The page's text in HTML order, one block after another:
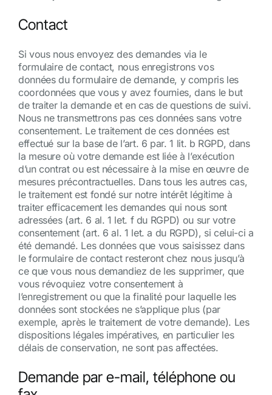
Contact
Si vous nous envoyez des demandes via le
formulaire de contact, nous enregistrons vos
données du formulaire de demande, y compris les
coordonnées que vous y avez fournies, dans le but
de traiter la demande et en cas de questions de suivi.
Nous ne transmettrons pas ces données sans votre
consentement. Le traitement de ces données est
effectué sur la base de l’art. 6 par. 1 lit. b RGPD, dans
la mesure où votre demande est liée à l’exécution
d’un contrat ou est nécessaire à la mise en œuvre de
mesures précontractuelles. Dans tous les autres cas,
le traitement est fondé sur notre intérêt légitime à
traiter efficacement les demandes qui nous sont
adressées (art. 6 al. 1 let. f du RGPD) ou sur votre
consentement (art. 6 al. 1 let. a du RGPD), si celui-ci a
été demandé. Les données que vous saisissez dans
le formulaire de contact resteront chez nous jusqu’à
ce que vous nous demandiez de les supprimer, que
vous révoquiez votre consentement à
l’enregistrement ou que la finalité pour laquelle les
données sont stockées ne s’applique plus (par
exemple, après le traitement de votre demande). Les
dispositions légales impératives, en particulier les
délais de conservation, ne sont pas affectées.
Demande par e-mail, téléphone ou